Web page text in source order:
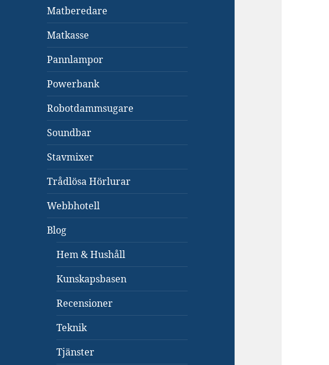
Matberedare
Matkasse
Pannlampor
Powerbank
Robotdammsugare
Soundbar
Stavmixer
Trådlösa Hörlurar
Webbhotell
Blog
Hem & Hushåll
Kunskapsbasen
Recensioner
Teknik
Tjänster